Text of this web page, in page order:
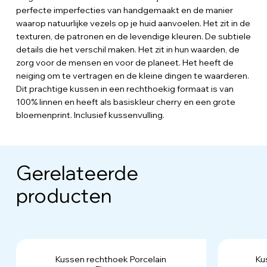
perfecte imperfecties van handgemaakt en de manier
waarop natuurlijke vezels op je huid aanvoelen. Het zit in de
texturen, de patronen en de levendige kleuren. De subtiele
details die het verschil maken. Het zit in hun waarden, de
zorg voor de mensen en voor de planeet. Het heeft de
neiging om te vertragen en de kleine dingen te waarderen.
Dit prachtige kussen in een rechthoekig formaat is van
100% linnen en heeft als basiskleur cherry en een grote
bloemenprint. Inclusief kussenvulling.
Gerelateerde
producten
Kussen rechthoek Porcelain